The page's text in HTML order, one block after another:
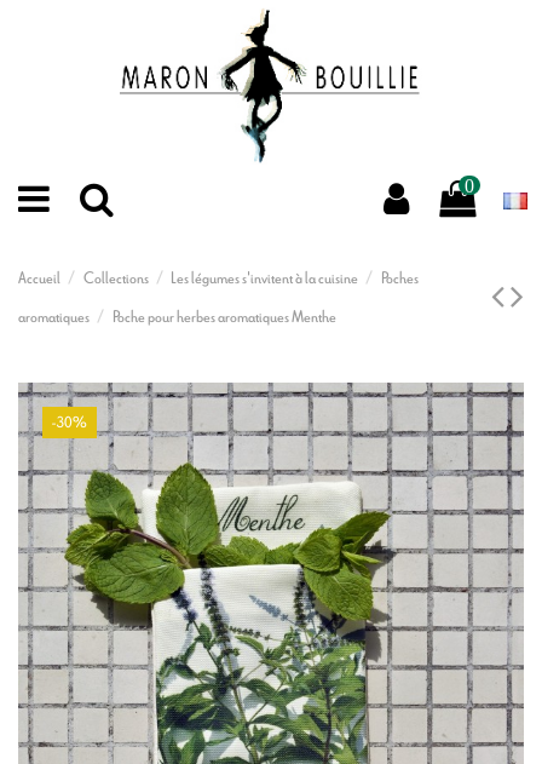
0
Accueil Collections Les légumes s'invitent à la cuisine
Poches
aromatiques
Poche pour herbes aromatiques Menthe
-30%